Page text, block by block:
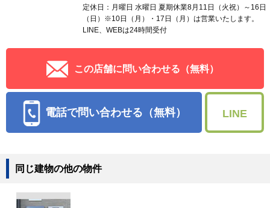
定休日：月曜日 水曜日 夏期休業8月11日（火祝）～16日
（日）※10日（月）・17日（月）は営業いたします。
LINE、WEBは24時間受付
この店舗に問い合わせる（無料）
電話で問い合わせる（無料） LINE
同じ建物の他の物件